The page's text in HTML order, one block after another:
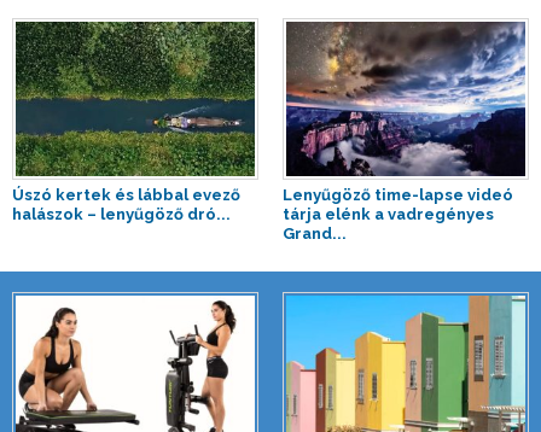
Úszó kertek és lábbal evező
halászok – lenyűgöző dró...
Lenyűgöző time-lapse videó
tárja elénk a vadregényes
Grand...